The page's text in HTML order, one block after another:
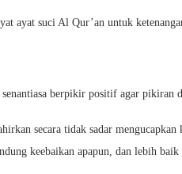
ayat suci Al Qur’an untuk
berpikir positif agar pikiran
secara tidak sadar
keebaikan apapun, dan lebih